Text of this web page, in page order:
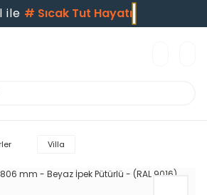
ile # Sıcak Tut Hayatı
Villa